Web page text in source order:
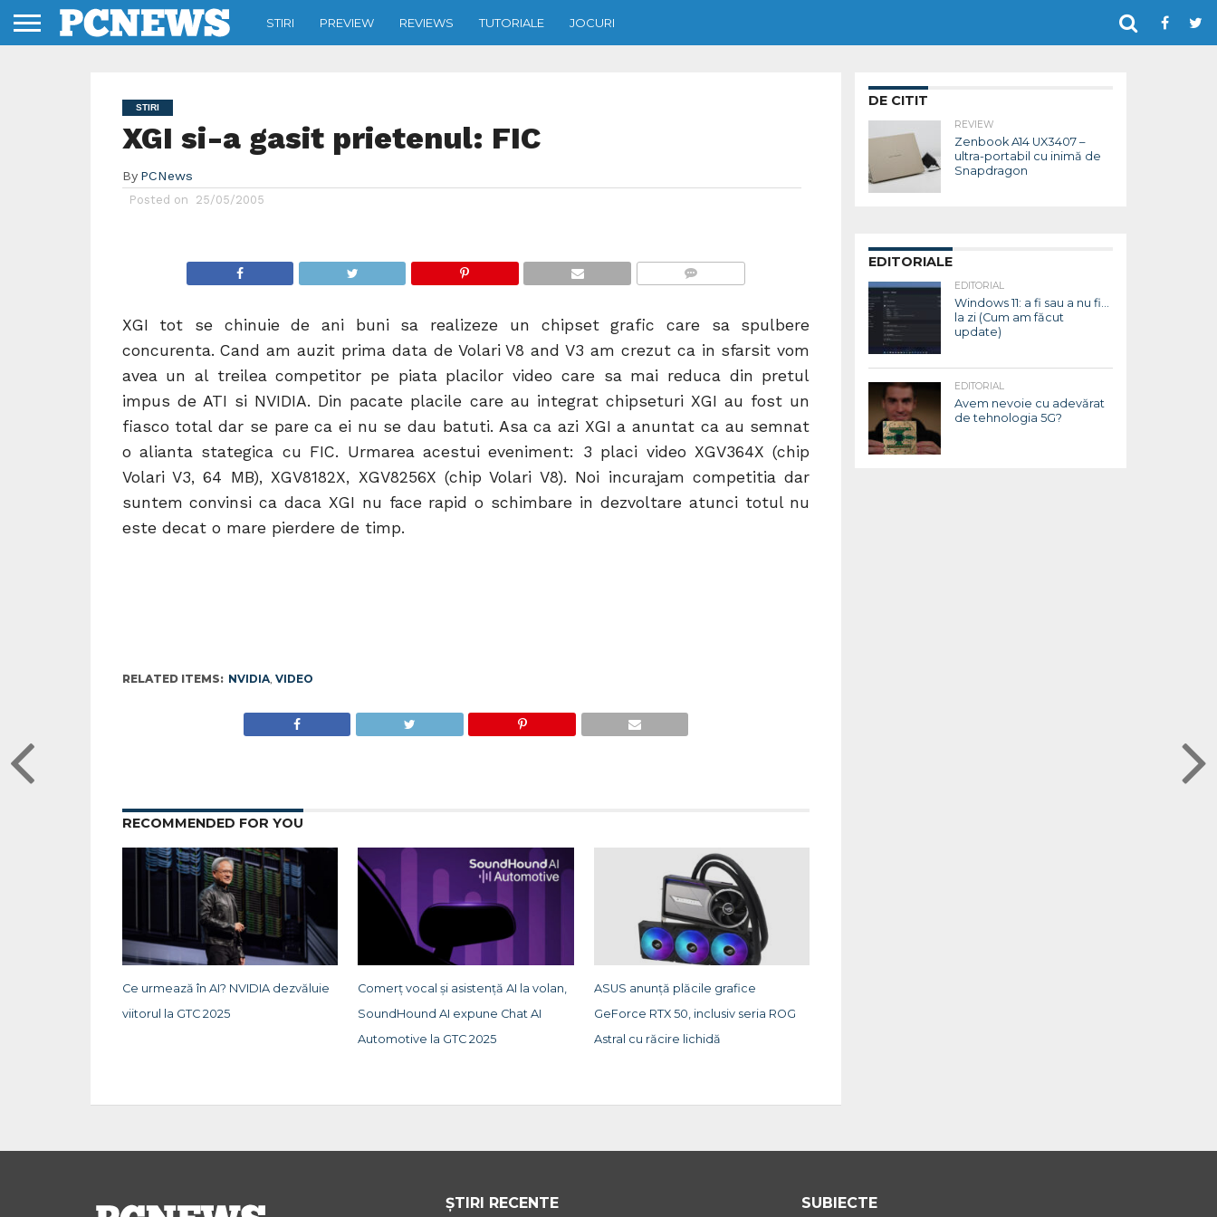
STIRI PREVIEW REVIEWS TUTORIALE JOCURI
STIRI
XGI si-a gasit prietenul: FIC
By PCNews
Posted on 25/05/2005
XGI tot se chinuie de ani buni sa realizeze un chipset grafic care sa spulbere
concurenta. Cand am auzit prima data de Volari V8 and V3 am crezut ca in sfarsit vom
avea un al treilea competitor pe piata placilor video care sa mai reduca din pretul
impus de ATI si NVIDIA. Din pacate placile care au integrat chipseturi XGI au fost un
fiasco total dar se pare ca ei nu se dau batuti. Asa ca azi XGI a anuntat ca au semnat
o alianta stategica cu FIC. Urmarea acestui eveniment: 3 placi video XGV364X (chip
Volari V3, 64 MB), XGV8182X, XGV8256X (chip Volari V8). Noi incurajam competitia dar
suntem convinsi ca daca XGI nu face rapid o schimbare in dezvoltare atunci totul nu
este decat o mare pierdere de timp.
RELATED ITEMS: NVIDIA, VIDEO
RECOMMENDED FOR YOU
Ce urmează în AI? NVIDIA dezvăluie
viitorul la GTC 2025
Comerț vocal și asistență AI la volan,
SoundHound AI expune Chat AI
Automotive la GTC 2025
ASUS anunță plăcile grafice
GeForce RTX 50, inclusiv seria ROG
Astral cu răcire lichidă
DE CITIT
REVIEW
Zenbook A14 UX3407 –
ultra-portabil cu inimă de
Snapdragon
EDITORIALE
EDITORIAL
Windows 11: a fi sau a nu fi…
la zi (Cum am făcut
update)
EDITORIAL
Avem nevoie cu adevărat
de tehnologia 5G?
ȘTIRI RECENTE SUBIECTE